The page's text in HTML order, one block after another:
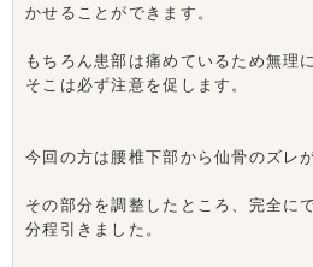
かせることができます。
もちろん患部は痛めているため無理
そこは必ず注意を促します。
今回の方は腰椎下部から仙骨のズレ
その部分を調整したところ、完全に
分程引きました。